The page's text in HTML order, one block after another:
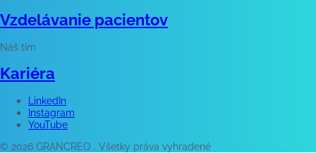
Vzdelávanie pacientov
Náš tím
Kariéra
LinkedIn
Instagram
YouTube
© 2026 GRANCREO . Všetky práva vyhradené